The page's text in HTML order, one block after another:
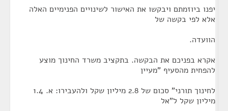
יפנו ביוזמתם ויבקשו את האישור לשינויים הפנימיים האלה
אלא לפי בקשה של
הוועדה.
אקרא בפניכם את הבקשה. בתקציב משרד החינוך מוצע
להפחית מהסעיף "מעיין
לחינוך תורני" סכום של 2.8 מיליון שקל ולהעבירו: א. 1.4
מיליון שקל ל"אל